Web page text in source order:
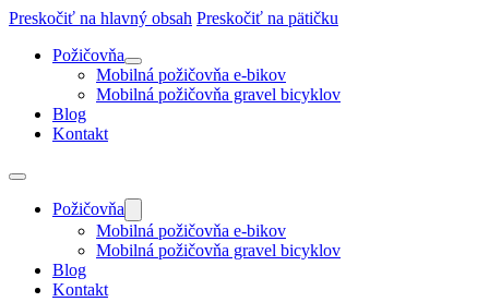
Preskočiť na hlavný obsah Preskočiť na pätičku
Požičovňa
Mobilná požičovňa e-bikov
Mobilná požičovňa gravel bicyklov
Blog
Kontakt
Požičovňa
Mobilná požičovňa e-bikov
Mobilná požičovňa gravel bicyklov
Blog
Kontakt